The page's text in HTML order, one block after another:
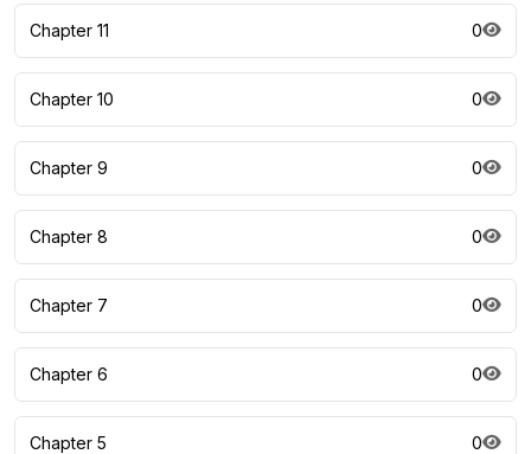
Chapter 11 0
Chapter 10 0
Chapter 9 0
Chapter 8 0
Chapter 7 0
Chapter 6 0
Chapter 5 0